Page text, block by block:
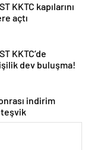
KKTC kapılarını
açtı
KKTC’de
dev buluşma!
indirim